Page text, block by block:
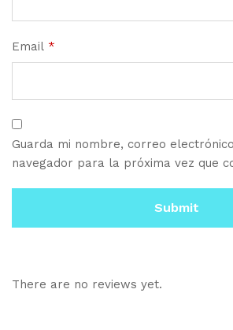
Email *
Guarda mi nombre, correo
navegador para la próxima vez que
There are no reviews yet.